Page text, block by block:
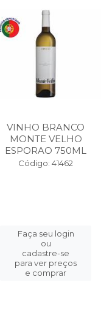
VINHO BRANCO
MONTE VELHO
ESPORAO 750ML
Código: 41462
Faça seu login
ou
cadastre-se
para ver preços
e comprar